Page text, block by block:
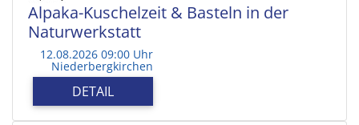
Alpaka-Kuschelzeit & Basteln in der
Naturwerkstatt
12.08.2026 09:00 Uhr
Niederbergkirchen
DETAIL